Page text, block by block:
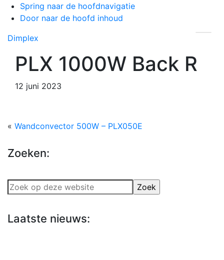
Spring naar de hoofdnavigatie
Door naar de hoofd inhoud
Dimplex
Header
Rechts
PLX 1000W Back R
12 juni 2023
« Wandconvector 500W – PLX050E
Zoeken:
Zoek
op
website
Laatste nieuws: